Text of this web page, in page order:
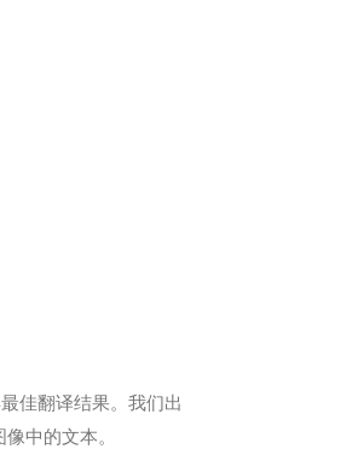
佳翻译结果。我们出
中的文本。